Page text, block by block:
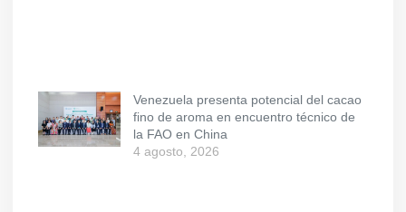
Venezuela presenta potencial del cacao
fino de aroma en encuentro técnico de
la FAO en China
4 agosto, 2026